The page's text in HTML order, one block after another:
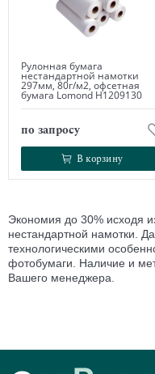
Рулонная бумага
нестандартной намотки
297мм, 80г/м2, офсетная
бумага Lomond Н1209130
по запросу
В корзину
В корзину
Экономия до 30% исходя
нестандартной намотки.
технологическими
фотобумаги. Наличие и
Вашего менеджера.